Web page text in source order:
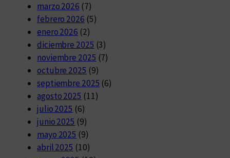
marzo 2026 (7)
febrero 2026 (5)
enero 2026 (2)
diciembre 2025 (3)
noviembre 2025 (7)
octubre 2025 (9)
septiembre 2025 (6)
agosto 2025 (11)
julio 2025 (6)
junio 2025 (9)
mayo 2025 (9)
abril 2025 (10)